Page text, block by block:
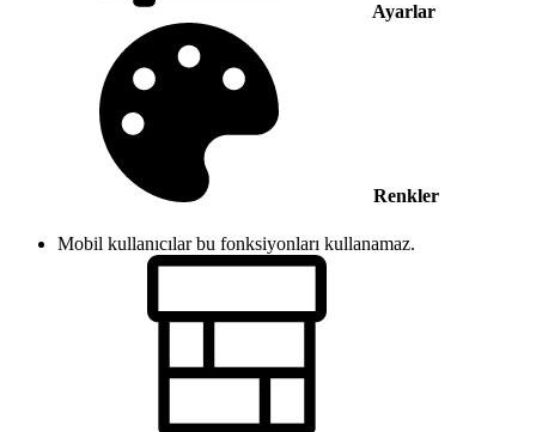
Ayarlar
Renkler
Mobil kullanıcılar bu fonksiyonları kullanamaz.